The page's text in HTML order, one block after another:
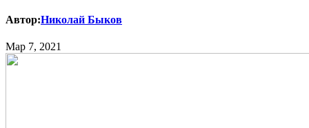
Автор:Николай Быков
Мар 7, 2021